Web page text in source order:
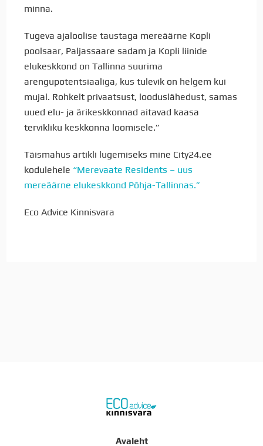
minna.
Tugeva ajaloolise taustaga mereäärne Kopli
poolsaar, Paljassaare sadam ja Kopli liinide
elukeskkond on Tallinna suurima
arengupotentsiaaliga, kus tulevik on helgem kui
mujal. Rohkelt privaatsust, looduslähedust, samas
uued elu- ja ärikeskkonnad aitavad kaasa
tervikliku keskkonna loomisele.”
Täismahus artikli lugemiseks mine City24.ee
kodulehele “Merevaate Residents – uus
mereäärne elukeskkond Põhja-Tallinnas.”
Eco Advice Kinnisvara
Avaleht